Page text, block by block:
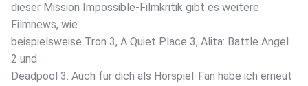
dieser Mission Impossible-Filmkritik gibt es weitere
Filmnews, wie
beispielsweise Tron 3, A Quiet Place 3, Alita: Battle Angel
2 und
Deadpool 3. Auch für dich als Hörspiel-Fan habe ich erneut